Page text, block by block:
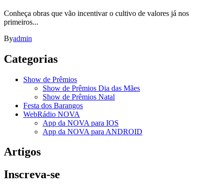
Conheça obras que vão incentivar o cultivo de valores já nos
primeiros...
Byadmin
Categorias
Show de Prêmios
Show de Prêmios Dia das Mães
Show de Prêmios Natal
Festa dos Barangos
WebRádio NOVA
App da NOVA para IOS
App da NOVA para ANDROID
Artigos
Inscreva-se